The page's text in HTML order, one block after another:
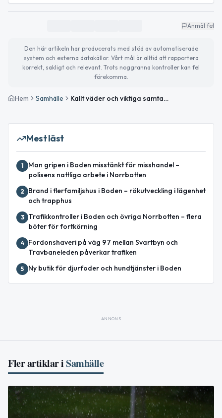
Anmäl fel
Den här artikeln har producerats med stöd av automatiserade
system och externa datakällor. Vårt mål är alltid att rapportera
korrekt, sakligt och relevant. Trots noggranna kontroller kan fel
förekomma.
Hem Samhälle Kallt väder och viktiga samtal om fred i Ukraina
Mest läst
1
Man gripen i Boden misstänkt för misshandel –
polisens nattliga arbete i Norrbotten
2
Brand i flerfamiljshus i Boden – rökutveckling i lägenhet
och trapphus
3
Trafikkontroller i Boden och övriga Norrbotten – flera
böter för fortkörning
4
Fordonshaveri på väg 97 mellan Svartbyn och
Travbaneleden påverkar trafiken
5 Ny butik för djurfoder och hundtjänster i Boden
ANNONS
Fler artiklar iSamhälle